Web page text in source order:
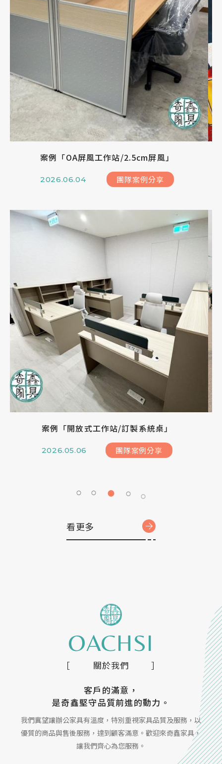
恭迎 萬和宮聖四媽祖蒞臨
2024.05.29 奇鑫公告
2026 白沙屯媽祖徒步進香，奇鑫家具與您結緣
2026.04.18 奇鑫公告
看更多
客戶的滿意，
是奇鑫堅守品質前進的動力。
我們冀望讓辦公家具有溫度，特別重視家具品質及服務，以
優質的商品與售後服務，達到顧客滿意。歡迎來奇鑫家具，
讓我們齊心為您服務。
OACHSI
關於我們